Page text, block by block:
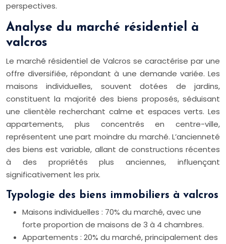
perspectives.
Analyse du marché résidentiel à
valcros
Le marché résidentiel de Valcros se caractérise par une
offre diversifiée, répondant à une demande variée. Les
maisons individuelles, souvent dotées de jardins,
constituent la majorité des biens proposés, séduisant
une clientèle recherchant calme et espaces verts. Les
appartements, plus concentrés en centre-ville,
représentent une part moindre du marché. L’ancienneté
des biens est variable, allant de constructions récentes
à des propriétés plus anciennes, influençant
significativement les prix.
Typologie des biens immobiliers à valcros
Maisons individuelles : 70% du marché, avec une
forte proportion de maisons de 3 à 4 chambres.
Appartements : 20% du marché, principalement des